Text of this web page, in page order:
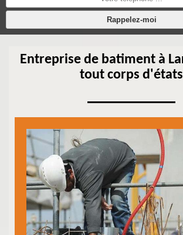
Entreprise de batiment à
tout corps d'états